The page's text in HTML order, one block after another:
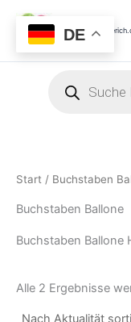
Inhalt
springen
Start / Buchstaben
Buchstaben Ballone
Buchstaben Ballone
Alle 2 Ergebnisse
DE